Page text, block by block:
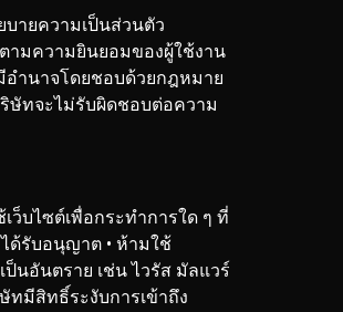
ายความเป็นส่วนตัว
ามความยินยอมของผู้ใช้งาน
ำนาจโดยชอบด้วยกฎหมาย
ษัทจะไม่รับผิดชอบต่อความ
เว็บไซต์เพื่อกระทำการใด ๆ ที่
ได้รับอนุญาต • ห้ามใช้
นอันตราย เช่น ไวรัส มัลแวร์
มีสิทธิ์ระงับการเข้าถึง